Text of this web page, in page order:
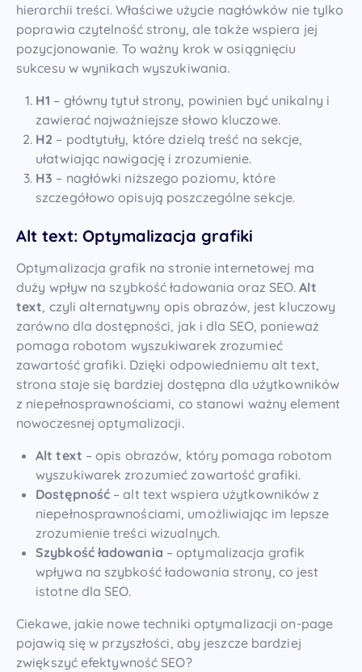
hierarchii treści. Właściwe użycie nagłówków nie tylko
poprawia czytelność strony, ale także wspiera jej
pozycjonowanie. To ważny krok w osiągnięciu
sukcesu w wynikach wyszukiwania.
H1 – główny tytuł strony, powinien być unikalny i
zawierać najważniejsze słowo kluczowe.
H2 – podtytuły, które dzielą treść na sekcje,
ułatwiając nawigację i zrozumienie.
H3 – nagłówki niższego poziomu, które
szczegółowo opisują poszczególne sekcje.
Alt text: Optymalizacja grafiki
Optymalizacja grafik na stronie internetowej ma
duży wpływ na szybkość ładowania oraz SEO.Alt
text, czyli alternatywny opis obrazów, jest kluczowy
zarówno dla dostępności, jak i dla SEO, ponieważ
pomaga robotom wyszukiwarek zrozumieć
zawartość grafiki. Dzięki odpowiedniemu alt text,
strona staje się bardziej dostępna dla użytkowników
z niepełnosprawnościami, co stanowi ważny element
nowoczesnej optymalizacji.
Alt text – opis obrazów, który pomaga robotom
wyszukiwarek zrozumieć zawartość grafiki.
Dostępność – alt text wspiera użytkowników z
niepełnosprawnościami, umożliwiając im lepsze
zrozumienie treści wizualnych.
Szybkość ładowania – optymalizacja grafik
wpływa na szybkość ładowania strony, co jest
istotne dla SEO.
Ciekawe, jakie nowe techniki optymalizacji on-page
pojawią się w przyszłości, aby jeszcze bardziej
zwiększyć efektywność SEO?